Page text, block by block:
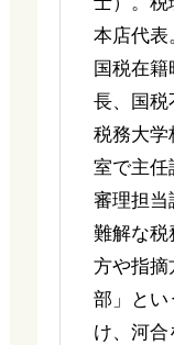
本店代表
国税在
長、国税
税務大学
室で主任
審理担当
難解な税
方や指摘
部」とい
け、河